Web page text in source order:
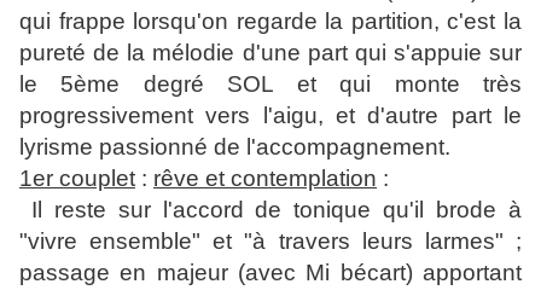
qui frappe lorsqu'on regarde la partition, c'est la
pureté de la mélodie d'une part qui s'appuie sur
le 5ème degré SOL et qui monte très
progressivement vers l'aigu, et d'autre part le
lyrisme passionné de l'accompagnement.
1er couplet : rêve et contemplation :
Il reste sur l'accord de tonique qu'il brode à
"vivre ensemble" et "à travers leurs larmes" ;
passage en majeur (avec Mi bécart) apportant